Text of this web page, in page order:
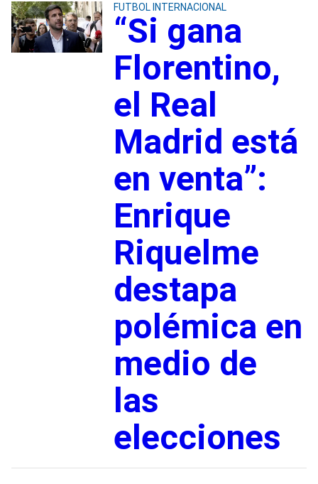
FUTBOL INTERNACIONAL
“Si gana
Florentino,
el Real
Madrid está
en venta”:
Enrique
Riquelme
destapa
polémica en
medio de
las
elecciones